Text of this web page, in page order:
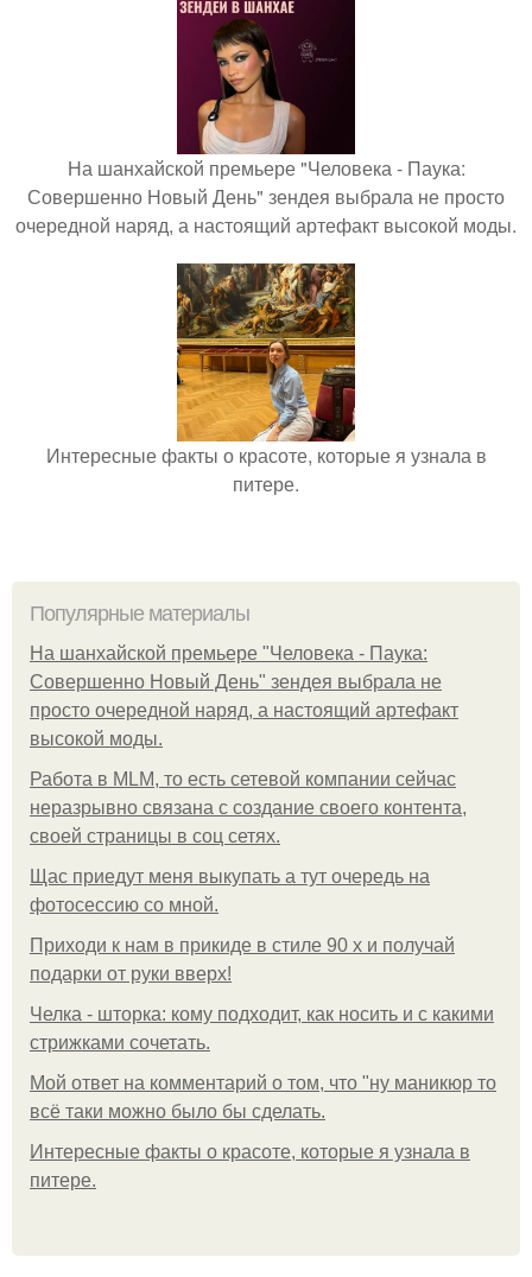
На шанхайской премьере "Человека - Паука:
Совершенно Новый День" зендея выбрала не просто
очередной наряд, а настоящий артефакт высокой моды.
Интересные факты о красоте, которые я узнала в
питере.
Популярные материалы
На шанхайской премьере "Человека - Паука:
Совершенно Новый День" зендея выбрала не
просто очередной наряд, а настоящий артефакт
высокой моды.
Работа в MLM, то есть сетевой компании сейчас
неразрывно связана с создание своего контента,
своей страницы в соц сетях.
Щас приедут меня выкупать а тут очередь на
фотосессию со мной.
Приходи к нам в прикиде в стиле 90 х и получай
подарки от руки вверх!
Челка - шторка: кому подходит, как носить и с какими
стрижками сочетать.
Мой ответ на комментарий о том, что "ну маникюр то
всё таки можно было бы сделать.
Интересные факты о красоте, которые я узнала в
питере.